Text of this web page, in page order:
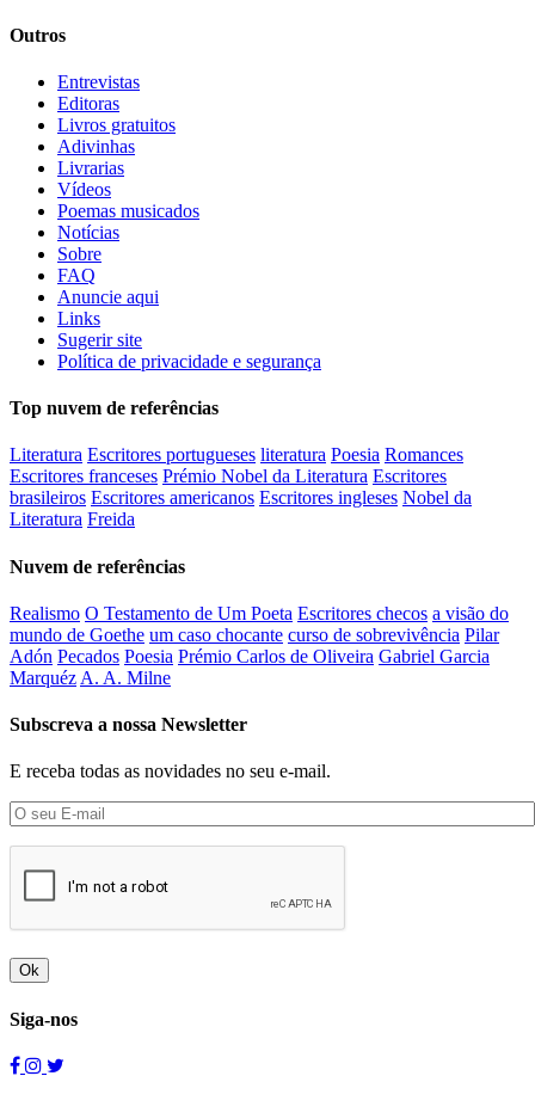
Outros
Entrevistas
Editoras
Livros gratuitos
Adivinhas
Livrarias
Vídeos
Poemas musicados
Notícias
Sobre
FAQ
Anuncie aqui
Links
Sugerir site
Política de privacidade e segurança
Top nuvem de referências
Literatura Escritores portugueses literatura Poesia Romances
Escritores franceses Prémio Nobel da Literatura Escritores
brasileiros Escritores americanos Escritores ingleses Nobel da
Literatura Freida
Nuvem de referências
Realismo O Testamento de Um Poeta Escritores checos a visão do
mundo de Goethe um caso chocante curso de sobrevivência Pilar
Adón Pecados Poesia Prémio Carlos de Oliveira Gabriel Garcia
Marquéz A. A. Milne
Subscreva a nossa Newsletter
E receba todas as novidades no seu e-mail.
Ok
Siga-nos